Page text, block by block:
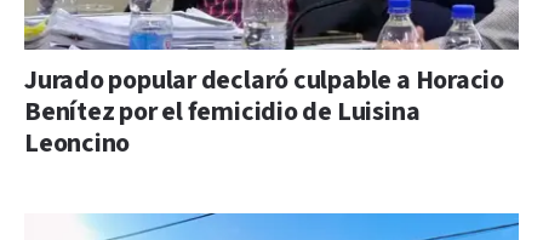
Jurado popular declaró culpable a Horacio
Benítez por el femicidio de Luisina
Leoncino